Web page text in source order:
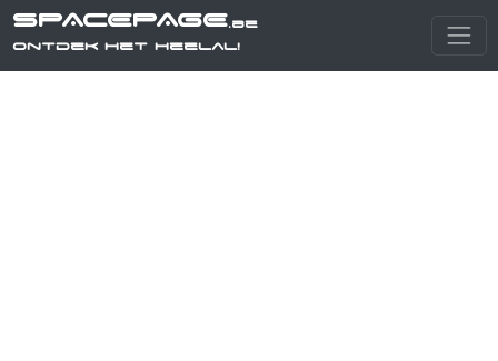
SPACEPAGE.be
Ontdek het heelal!